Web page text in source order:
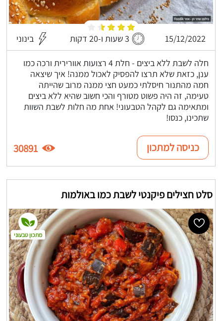
15/12/2022 3 שעות ו-20 דקות בינוני
חלה לשבת ללא ביצים - חלת 4 רצועות אוורירית ורכה כמו
ענן, כזאת שלא תרצו להפסיק לאכול ממנה! איך שיצאה
חמה מהתנור חיסלתי כמעט חצי ממנה מרוב שהייתה
טעימה, זה היה פשוט מטורף והכי חשוב שהיא ללא ביצים
ומתאימה גם לקהל הטבעוני! אחת מה חלות לשבת השוות
שתכינו, כנסו!
כניסה למתכון 30891
סלט חצילים פיקנטי לשבת כמו באולמות
מתכון טבעוני